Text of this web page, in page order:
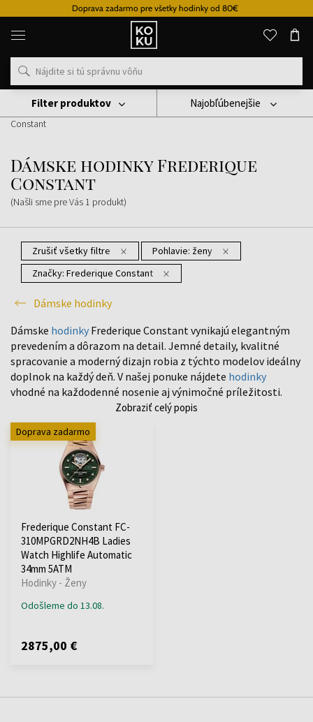
Doprava zadarmo pre všetky hodinky od 80€
Originálne
parfémy
hodinky
na
mieste
Hodinky
Dámske Hodinky
Dámske Hodinky Frederique
Constant
Dámske hodinky Frederique
Constant
(Našli sme pre Vás 1 produkt)
Najobľúbenejšie
Zrušiť všetky filtre Pohlavie: ženy
Značky: Frederique Constant
Dámske hodinky
Filter produktov
Dámske hodinky Frederique Constant vynikajú elegantným
prevedením a dôrazom na detail. Jemné detaily, kvalitné
spracovanie a moderný dizajn robia z týchto modelov ideálny
doplnok na každý deň. V našej ponuke nájdete hodinky
vhodné na každodenné nosenie aj výnimočné príležitosti.
Zobraziť celý popis
Doprava zadarmo
Frederique Constant FC-
310MPGRD2NH4B Ladies
Watch Highlife Automatic
34mm 5ATM
Hodinky - Ženy
Odošleme do 13.08.
2875,00 €